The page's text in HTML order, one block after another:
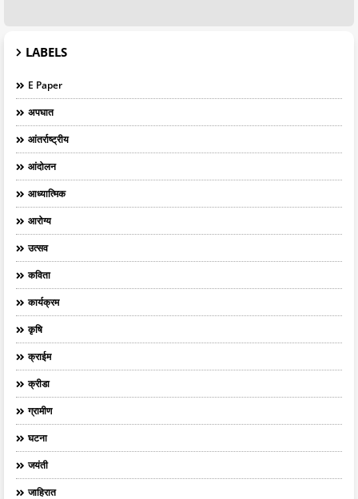
LABELS
E Paper
अपघात
आंतर्राष्ट्रीय
आंदोलन
आध्यात्मिक
आरोग्य
उत्सव
कविता
कार्यक्रम
कृषि
क्राईम
क्रीडा
ग्रामीण
घटना
जयंती
जाहिरात